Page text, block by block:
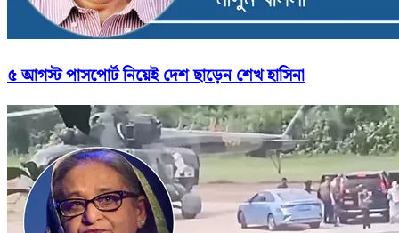
৫ আগস্ট পাসপোর্ট নিয়েই দেশ ছাড়েন শেখ হাসিনা